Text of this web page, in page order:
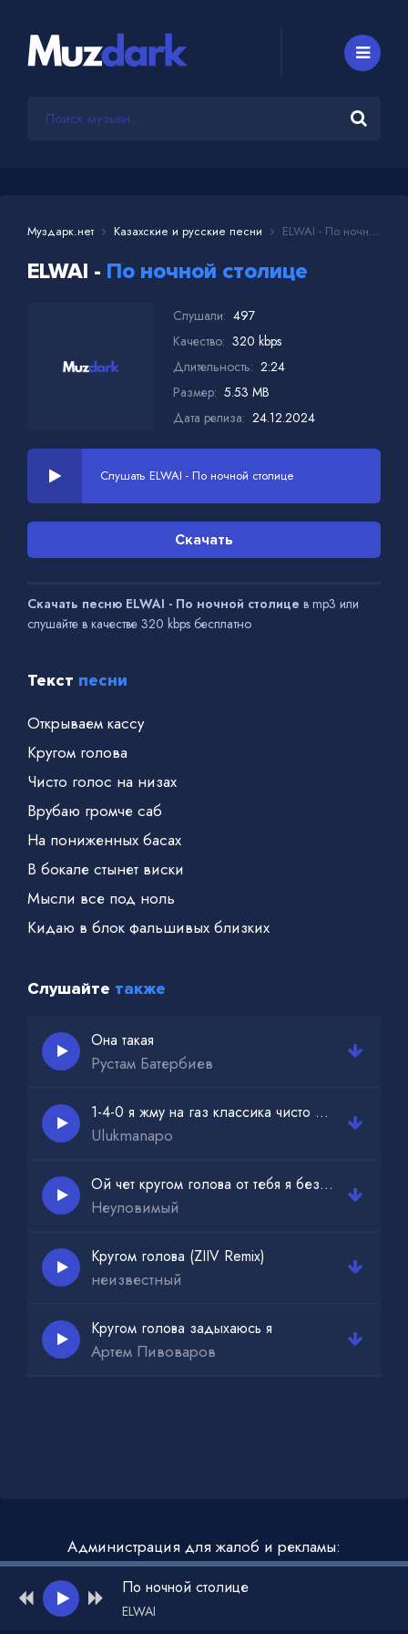
Муздарк.нет Казахские и русские песни ELWAI - По ночной столице
ELWAI - По ночной столице
Слушали: 497
Качество: 320 kbps
Длительность: 2:24
Размер: 5.53 MB
Дата релиза: 24.12.2024
Слушать ELWAI - По ночной столице
Скачать
Скачать песню ELWAI - По ночной столице в mp3 или
слушайте в качестве 320 kbps бесплатно
Текст песни
Открываем кассу
Кругом голова
Чисто голос на низах
Врубаю громче саб
На пониженных басах
В бокале стынет виски
Мысли все под ноль
Кидаю в блок фальшивых близких
Слушайте также
Она такая
Рустам Батербиев
1-4-0 я жму на газ классика чисто на классе
Ulukmanapo
Ой чет кругом голова от тебя я без ума
Неуловимый
Кругом голова (ZIIV Remix)
неизвестный
Кругом голова задыхаюсь я
Артем Пивоваров
Администрация для жалоб и рекламы:
admin@muzdark.net
По ночной столице
ELWAI